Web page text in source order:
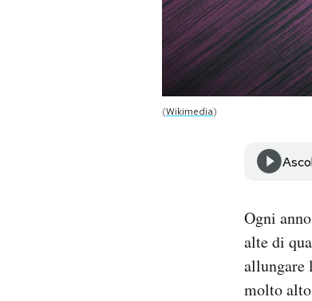
(Wikimedia)
Ogni
alte di
allungare
molto